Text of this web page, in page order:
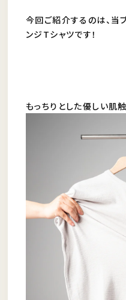
今回ご紹介するのは、当
ンジTシャツです！
もっちりとした優しい肌